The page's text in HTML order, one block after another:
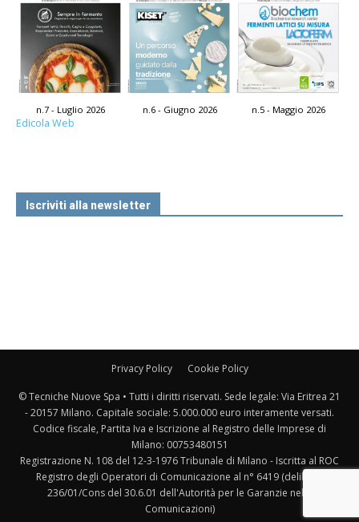
n.7 - Luglio 2026 n.6 - Giugno 2026 n.5 - Maggio 2026
Edicola Web
Iscriviti alla newsletter
Privacy Policy Cookie Policy
© Tecniche Nuove Spa • Tutti i diritti riservati. Sede legale: Via Eritrea 21
- 20157 Milano. Capitale sociale: 5.000.000 euro interamente versati.
Codice fiscale, Partita Iva e Iscrizione al Registro delle Imprese di
Milano: 00753480151
Registrazione N. 108 del 12-3-1976 Tribunale di Milano - Iscritta al ROC
Registro degli Operatori di Comunicazione al n° 6419 (delibera
236/01/Cons del 30.6.01 dell'Autorità per le Garanzie nelle
Comunicazioni)